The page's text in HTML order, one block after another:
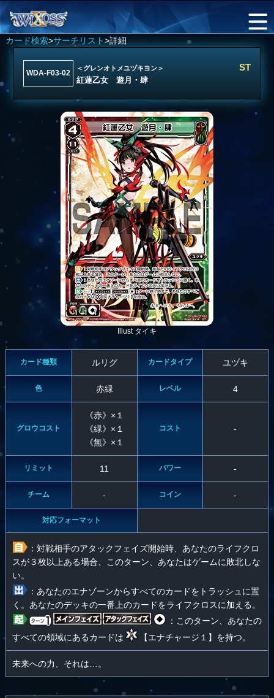
カード検索>サーチリスト>詳細
WDA-F03-02
＜グレンオトメユヅキヨン＞
紅蓮乙女 遊月・肆
ST
Illust タイキ
カード種類 ルリグ カードタイプ ユヅキ
色 赤緑 レベル 4
グロウコスト
《赤》×１
《緑》×１
《無》×１
コスト -
リミット 11 パワー -
チーム - コイン -
対応フォーマット
：対戦相手のアタックフェイズ開始時、あなたのライフクロ
スが３枚以上ある場合、このターン、あなたはゲームに敗北しな
い。
：あなたのエナゾーンからすべてのカードをトラッシュに置
く。あなたのデッキの一番上のカードをライフクロスに加える。
：このターン、あなたの
すべての領域にあるカードは
【エナチャージ１】を持つ。
未来への力、それは…。